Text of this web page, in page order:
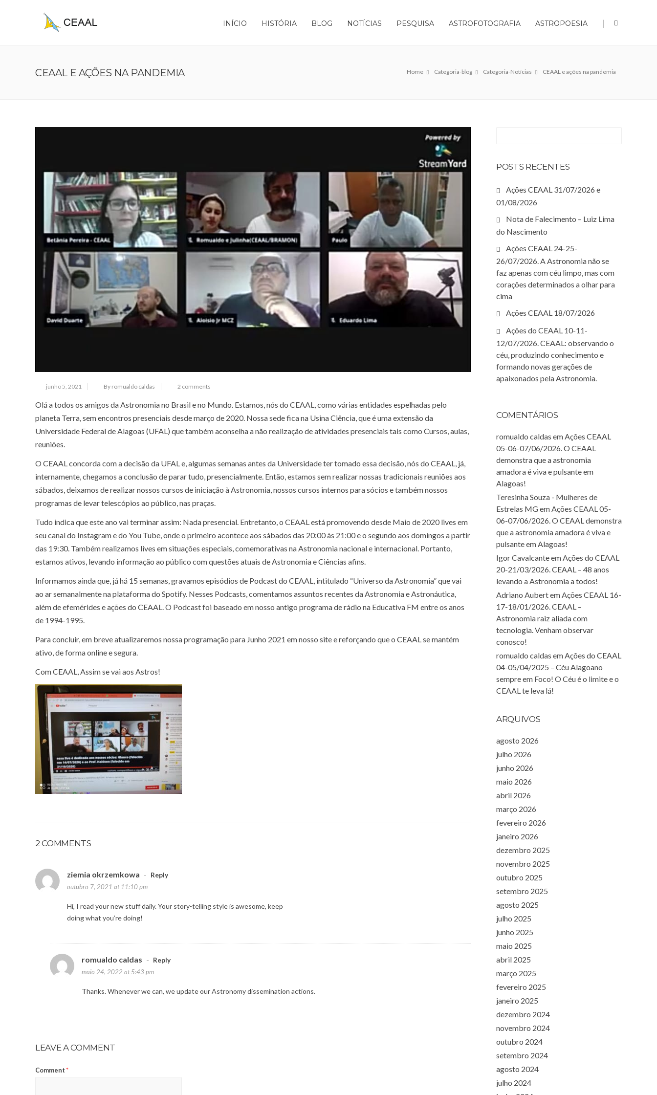
INÍCIO HISTÓRIA BLOG NOTÍCIAS PESQUISA ASTROFOTOGRAFIA ASTROPOESIA |
Home Categoria-blog Categoria-Notícias CEAAL e ações na pandemia
CEAAL E AÇÕES NA PANDEMIA
junho 5, 2021 By romualdo caldas 2 comments
Olá a todos os amigos da Astronomia no Brasil e no Mundo. Estamos, nós do CEAAL, como várias entidades espelhadas pelo
planeta Terra, sem encontros presenciais desde março de 2020. Nossa sede fica na Usina Ciência, que é uma extensão da
Universidade Federal de Alagoas (UFAL) que também aconselha a não realização de atividades presenciais tais como Cursos, aulas,
reuniões.
O CEAAL concorda com a decisão da UFAL e, algumas semanas antes da Universidade ter tomado essa decisão, nós do CEAAL, já,
internamente, chegamos a conclusão de parar tudo, presencialmente. Então, estamos sem realizar nossas tradicionais reuniões aos
sábados, deixamos de realizar nossos cursos de iniciação à Astronomia, nossos cursos internos para sócios e também nossos
programas de levar telescópios ao público, nas praças.
Tudo indica que este ano vai terminar assim: Nada presencial. Entretanto, o CEAAL está promovendo desde Maio de 2020 lives em
seu canal do Instagram e do You Tube, onde o primeiro acontece aos sábados das 20:00 às 21:00 e o segundo aos domingos a partir
das 19:30. Também realizamos lives em situações especiais, comemorativas na Astronomia nacional e internacional. Portanto,
estamos ativos, levando informação ao público com questões atuais de Astronomia e Ciências afins.
Informamos ainda que, já há 15 semanas, gravamos episódios de Podcast do CEAAL, intitulado “Universo da Astronomia” que vai
ao ar semanalmente na plataforma do Spotify. Nesses Podcasts, comentamos assuntos recentes da Astronomia e Astronáutica,
além de efemérides e ações do CEAAL. O Podcast foi baseado em nosso antigo programa de rádio na Educativa FM entre os anos
de 1994-1995.
Para concluir, em breve atualizaremos nossa programação para Junho 2021 em nosso site e reforçando que o CEAAL se mantém
ativo, de forma online e segura.
Com CEAAL, Assim se vai aos Astros!
2 COMMENTS
ziemia okrzemkowa -
Reply
outubro 7, 2021 at 11:10 pm
Hi, I read your new stuff daily. Your story-telling style is awesome, keep
doing what you’re doing!
romualdo caldas -
Reply
maio 24, 2022 at 5:43 pm
Thanks. Whenever we can, we update our Astronomy dissemination actions.
LEAVE A COMMENT
Comment*
POSTS RECENTES
Ações CEAAL 31/07/2026 e
01/08/2026
Nota de Falecimento – Luiz Lima
do Nascimento
Ações CEAAL 24-25-
26/07/2026. A Astronomia não se
faz apenas com céu limpo, mas com
corações determinados a olhar para
cima
Ações CEAAL 18/07/2026
Ações do CEAAL 10-11-
12/07/2026. CEAAL: observando o
céu, produzindo conhecimento e
formando novas gerações de
apaixonados pela Astronomia.
COMENTÁRIOS
romualdo caldas emAções CEAAL
05-06-07/06/2026. O CEAAL
demonstra que a astronomia
amadora é viva e pulsante em
Alagoas!
Teresinha Souza - Mulheres de
Estrelas MGemAções CEAAL 05-
06-07/06/2026. O CEAAL demonstra
que a astronomia amadora é viva e
pulsante em Alagoas!
Igor CavalcanteemAções do CEAAL
20-21/03/2026. CEAAL – 48 anos
levando a Astronomia a todos!
Adriano AubertemAções CEAAL 16-
17-18/01/2026. CEAAL –
Astronomia raiz aliada com
tecnologia. Venham observar
conosco!
romualdo caldas emAções do CEAAL
04-05/04/2025 – Céu Alagoano
sempre em Foco! O Céu é o limite e o
CEAAL te leva lá!
ARQUIVOS
agosto 2026
julho 2026
junho 2026
maio 2026
abril 2026
março 2026
fevereiro 2026
janeiro 2026
dezembro 2025
novembro 2025
outubro 2025
setembro 2025
agosto 2025
julho 2025
junho 2025
maio 2025
abril 2025
março 2025
fevereiro 2025
janeiro 2025
dezembro 2024
novembro 2024
outubro 2024
setembro 2024
agosto 2024
julho 2024